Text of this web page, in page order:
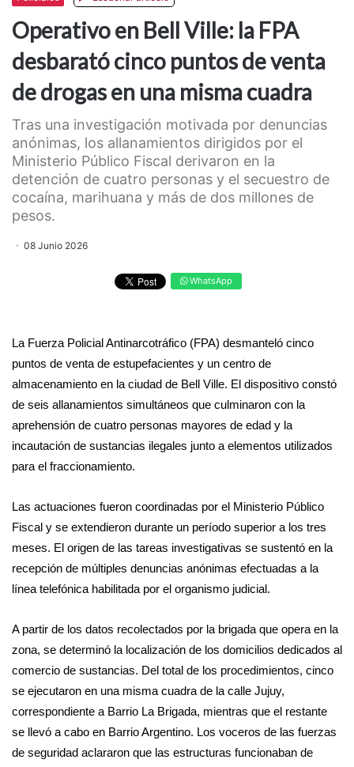
Operativo en Bell Ville: la FPA
desbarató cinco puntos de venta
de drogas en una misma cuadra
Tras una investigación motivada por denuncias
anónimas, los allanamientos dirigidos por el
Ministerio Público Fiscal derivaron en la
detención de cuatro personas y el secuestro de
cocaína, marihuana y más de dos millones de
pesos.
08 Junio 2026
WhatsApp
La Fuerza Policial Antinarcotráfico (FPA) desmanteló cinco
puntos de venta de estupefacientes y un centro de
almacenamiento en la ciudad de Bell Ville. El dispositivo constó
de seis allanamientos simultáneos que culminaron con la
aprehensión de cuatro personas mayores de edad y la
incautación de sustancias ilegales junto a elementos utilizados
para el fraccionamiento.
Las actuaciones fueron coordinadas por el Ministerio Público
Fiscal y se extendieron durante un período superior a los tres
meses. El origen de las tareas investigativas se sustentó en la
recepción de múltiples denuncias anónimas efectuadas a la
línea telefónica habilitada por el organismo judicial.
A partir de los datos recolectados por la brigada que opera en la
zona, se determinó la localización de los domicilios dedicados al
comercio de sustancias. Del total de los procedimientos, cinco
se ejecutaron en una misma cuadra de la calle Jujuy,
correspondiente a Barrio La Brigada, mientras que el restante
se llevó a cabo en Barrio Argentino. Los voceros de las fuerzas
de seguridad aclararon que las estructuras funcionaban de